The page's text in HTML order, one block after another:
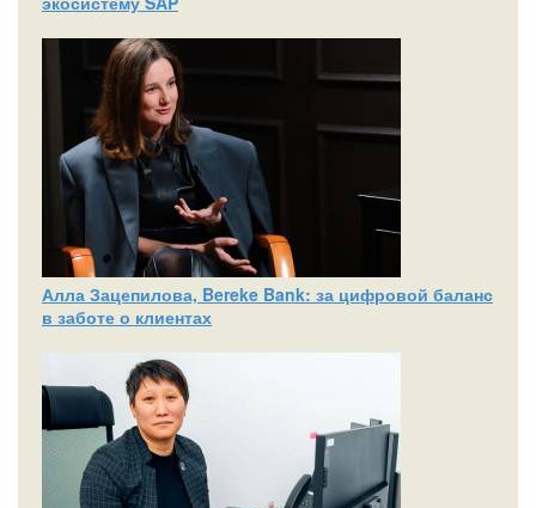
Алла Зацепилова, Bereke Bank: за цифровой баланс
в заботе о клиентах